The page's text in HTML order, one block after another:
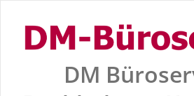
content
DM